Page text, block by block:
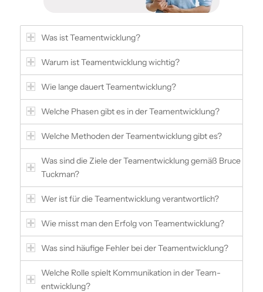
Was ist Team­entwicklung?
Warum ist Team­entwicklung wichtig?
Wie lange dauert Team­entwicklung?
Welche Phasen gibt es in der Team­entwicklung?
Welche Methoden der Team­entwicklung gibt es?
Was sind die Ziele der Team­entwicklung gemäß Bruce
Tuckman?
Wer ist für die Team­entwicklung verantwortlich?
Wie misst man den Erfolg von Team­entwicklung?
Was sind häufige Fehler bei der Team­entwicklung?
Welche Rolle spielt Kommunikation in der Team­
entwicklung?